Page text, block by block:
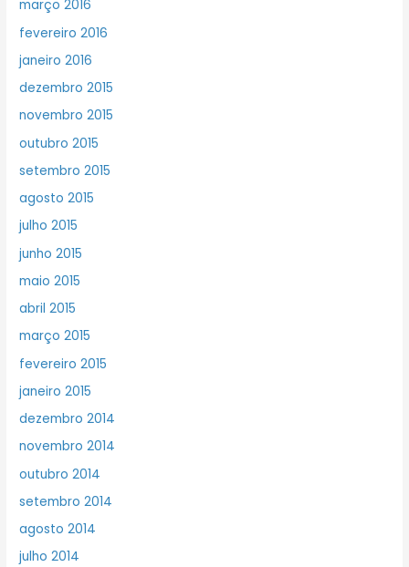
março 2016
fevereiro 2016
janeiro 2016
dezembro 2015
novembro 2015
outubro 2015
setembro 2015
agosto 2015
julho 2015
junho 2015
maio 2015
abril 2015
março 2015
fevereiro 2015
janeiro 2015
dezembro 2014
novembro 2014
outubro 2014
setembro 2014
agosto 2014
julho 2014